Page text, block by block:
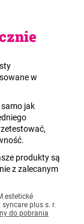
w
jak
produkty są
z zalecanym
estetické
plus s. r.
do pobrania